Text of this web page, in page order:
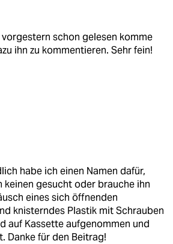
schon gelesen komme
ihn zu kommentieren. Sehr fein!
habe ich einen Namen dafür,
keinen gesucht oder brauche ihn
eines sich öffnenden
knisterndes Plastik mit Schrauben
auf Kassette aufgenommen und
Danke für den Beitrag!